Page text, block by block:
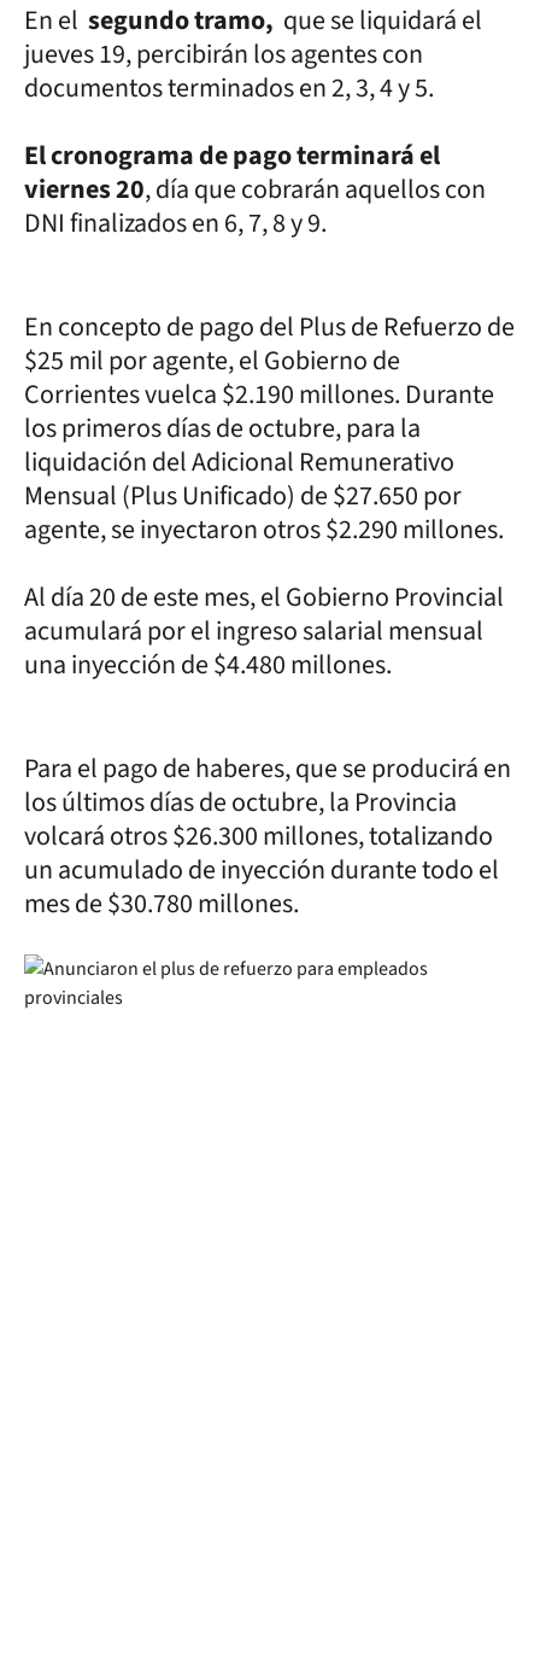
En el segundo tramo, que se liquidará el
jueves 19, percibirán los agentes con
documentos terminados en 2, 3, 4 y 5.
El cronograma de pago terminará el
viernes 20, día que cobrarán aquellos con
DNI finalizados en 6, 7, 8 y 9.
En concepto de pago del Plus de Refuerzo de
$25 mil por agente, el Gobierno de
Corrientes vuelca $2.190 millones. Durante
los primeros días de octubre, para la
liquidación del Adicional Remunerativo
Mensual (Plus Unificado) de $27.650 por
agente, se inyectaron otros $2.290 millones.
Al día 20 de este mes, el Gobierno Provincial
acumulará por el ingreso salarial mensual
una inyección de $4.480 millones.
Para el pago de haberes, que se producirá en
los últimos días de octubre, la Provincia
volcará otros $26.300 millones, totalizando
un acumulado de inyección durante todo el
mes de $30.780 millones.